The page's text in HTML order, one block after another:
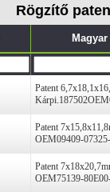
Rögzítő
Patent
Patent
OEM09409-
Patent
OEM75139-